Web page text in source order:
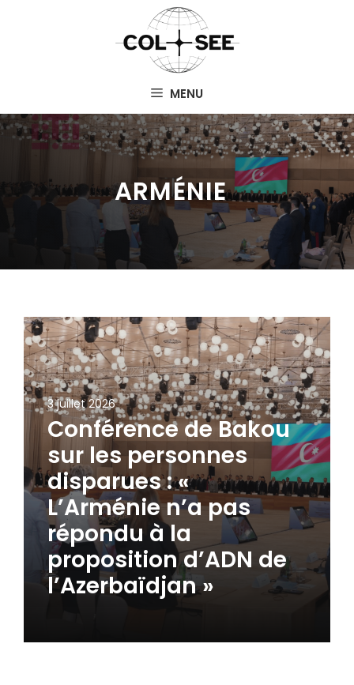
MENU
ARMÉNIE
3 juillet 2026
Conférence de Bakou
sur les personnes
disparues : «
L’Arménie n’a pas
répondu à la
proposition d’ADN de
l’Azerbaïdjan »